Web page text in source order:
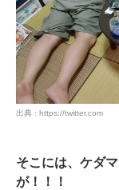
出典 : https://twitter.com
そこには、ケダ
が！！！